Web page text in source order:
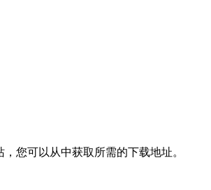
您可以从中获取所需的下载地址。